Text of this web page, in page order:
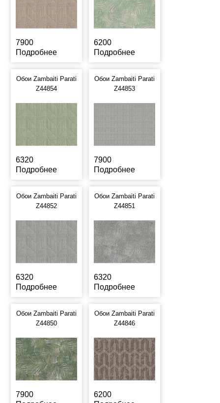
7900
Подробнее
6200
Подробнее
Обои Zambaiti Parati
Z44854
6320
Подробнее
Обои Zambaiti Parati
Z44853
7900
Подробнее
Обои Zambaiti Parati
Z44852
6320
Подробнее
Обои Zambaiti Parati
Z44851
6320
Подробнее
Обои Zambaiti Parati
Z44850
7900
Обои Zambaiti Parati
Z44846
6200